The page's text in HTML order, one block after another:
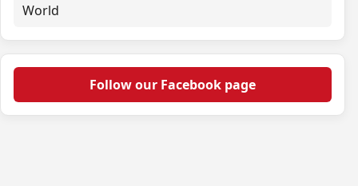
World
Follow our Facebook page